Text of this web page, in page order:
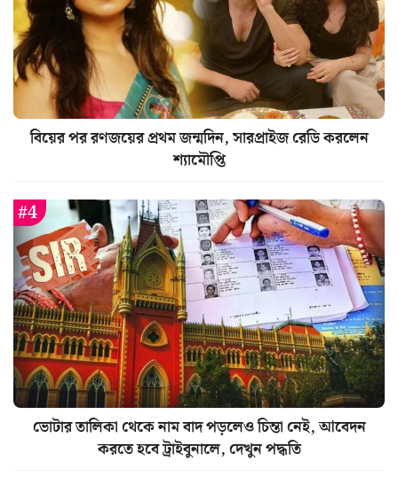
বিয়ের পর রণজয়ের প্রথম জন্মদিন, সারপ্রাইজ রেডি করলেন
শ্যামৌপ্তি
ভোটার তালিকা থেকে নাম বাদ পড়লেও চিন্তা নেই, আবেদন
করতে হবে ট্রাইবুনালে, দেখুন পদ্ধতি